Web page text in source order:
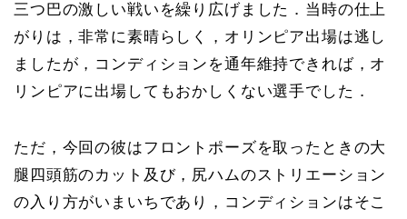
三つ巴の激しい戦いを繰り広げました．当時の仕上
がりは，非常に素晴らしく，オリンピア出場は逃し
ましたが，コンディションを通年維持できれば，オ
リンピアに出場してもおかしくない選手でした．
ただ，今回の彼はフロントポーズを取ったときの大
腿四頭筋のカット及び，尻ハムのストリエーション
の入り方がいまいちであり，コンディションはそこ